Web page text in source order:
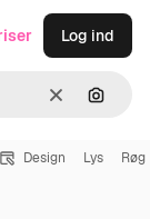
Klar Søg
Log ind
Design Lys Røg